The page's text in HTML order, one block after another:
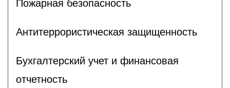
Пожарная безопасность
Антитеррористическая защищенность
Бухгалтерский учет и финансовая
отчетность